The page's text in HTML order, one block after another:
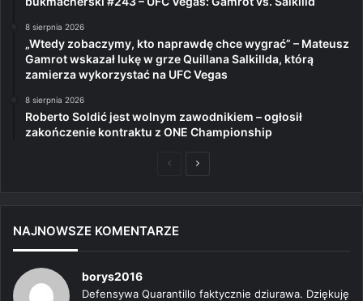
8 sierpnia 2026
„Wtedy zobaczymy, kto naprawdę chce wygrać” – Mateusz
Gamrot wskazał lukę w grze Quillana Salkillda, którą
zamierza wykorzystać na UFC Vegas
8 sierpnia 2026
Roberto Soldić jest wolnym zawodnikiem – ogłosił
zakończenie kontraktu z ONE Championship
PoprzedniaNastępna
NAJNOWSZE KOMENTARZE
borys2016
Defensywa Quarantillo faktycznie dziurawa. Dziękuję